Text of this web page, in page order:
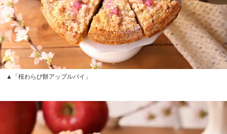
▲「桜わらび餅アップルパイ」